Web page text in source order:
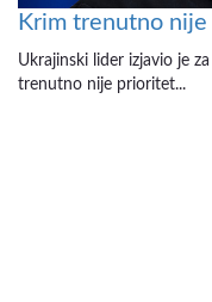
Krim trenutno
Ukrajinski lider izjavio je
trenutno nije prioritet...